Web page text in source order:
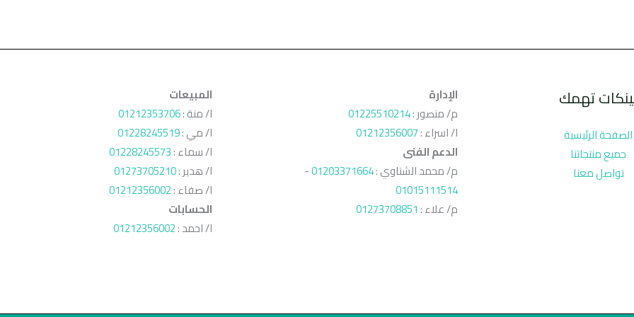
تهمك
الصفحة الرئيسية
جميع منتجاتنا
تواصل معنا
الإدارة
م/ منصور :01225510214
ا/ اسراء :01212356007
الدعم الفنى
م/ محمد الشناوي :01203371664
-
01015111514
م/ علاء :01273708851
المبيعات
ا/ منة :01212353706
ا/ مي :01228245519
ا/ سماء :01228245573
ا/ هدير :01273705210
ا/ صفاء :01212356002
الحسابات
ا/ احمد :01212356002